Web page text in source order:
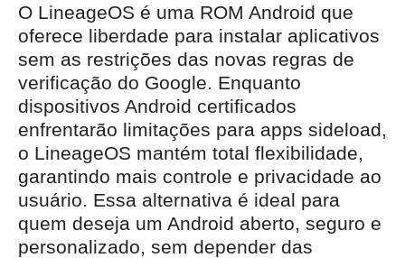
O LineageOS é uma ROM Android que
oferece liberdade para instalar aplicativos
sem as restrições das novas regras de
verificação do Google. Enquanto
dispositivos Android certificados
enfrentarão limitações para apps sideload,
o LineageOS mantém total flexibilidade,
garantindo mais controle e privacidade ao
usuário. Essa alternativa é ideal para
quem deseja um Android aberto, seguro e
personalizado, sem depender das